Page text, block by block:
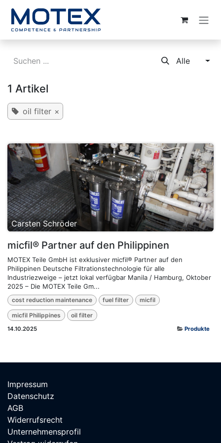
Alle
1 Artikel
oil filter ×
Carsten Schröder
micfil® Partner auf den Philippinen
MOTEX Teile GmbH ist exklusiver micfil® Partner auf den
Philippinen Deutsche Filtrationstechnologie für alle
Industriezweige – jetzt lokal verfügbar Manila / Hamburg, Oktober
2025 – Die MOTEX Teile Gm...
cost reduction maintenance fuel filter micfil
micfil Philippines oil filter
14.10.2025 Produkte
Impressum
Datenschutz
AGB
Widerrufsrecht
Unternehmensprofil